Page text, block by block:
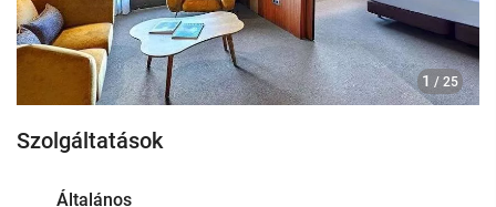
1 / 25
Szolgáltatások
Általános